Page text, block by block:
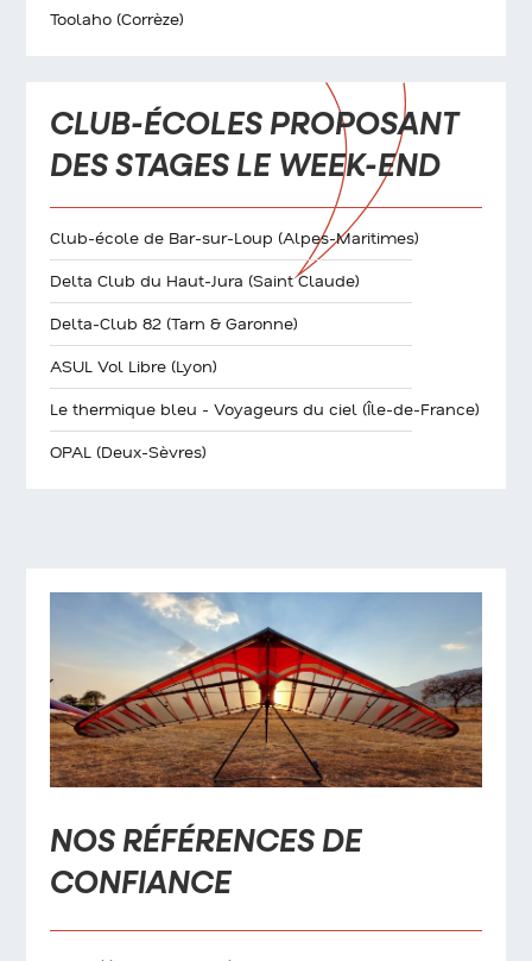
Toolaho (Corrèze)
CLUB-ÉCOLES PROPOSANT
DES STAGES LE WEEK-END
Club-école de Bar-sur-Loup (Alpes-Maritimes)
Delta Club du Haut-Jura (Saint Claude)
Delta-Club 82 (Tarn & Garonne)
ASUL Vol Libre (Lyon)
Le thermique bleu - Voyageurs du ciel (Île-de-France)
OPAL (Deux-Sèvres)
NOS RÉFÉRENCES DE
CONFIANCE